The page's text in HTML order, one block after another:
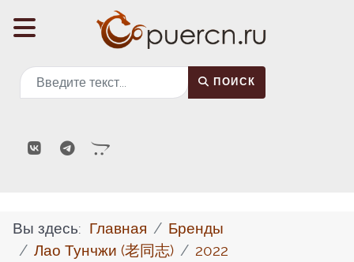
Поиск ПОИСК
Вы здесь: Главная
Бренды
Лао Тунчжи (老同志)
2022